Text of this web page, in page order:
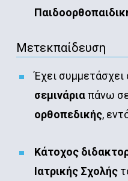
Μετεκπαίδευση
Έχει συμμετάσχει
σεμινάριαπάνω
ορθοπεδικής,
Κάτοχος
Ιατρικής Σχολής